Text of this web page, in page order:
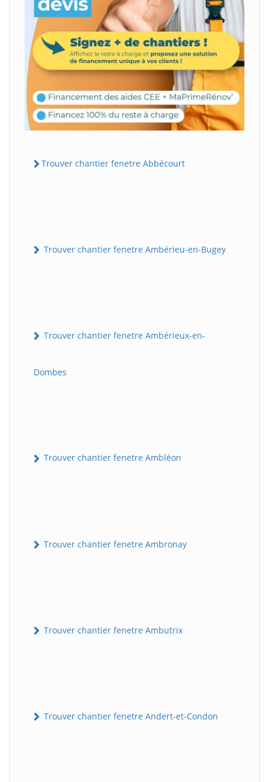
Trouver chantier fenetre Abbécourt
Trouver chantier fenetre Ambérieu-en-Bugey
Trouver chantier fenetre Ambérieux-en-
Dombes
Trouver chantier fenetre Ambléon
Trouver chantier fenetre Ambronay
Trouver chantier fenetre Ambutrix
Trouver chantier fenetre Andert-et-Condon